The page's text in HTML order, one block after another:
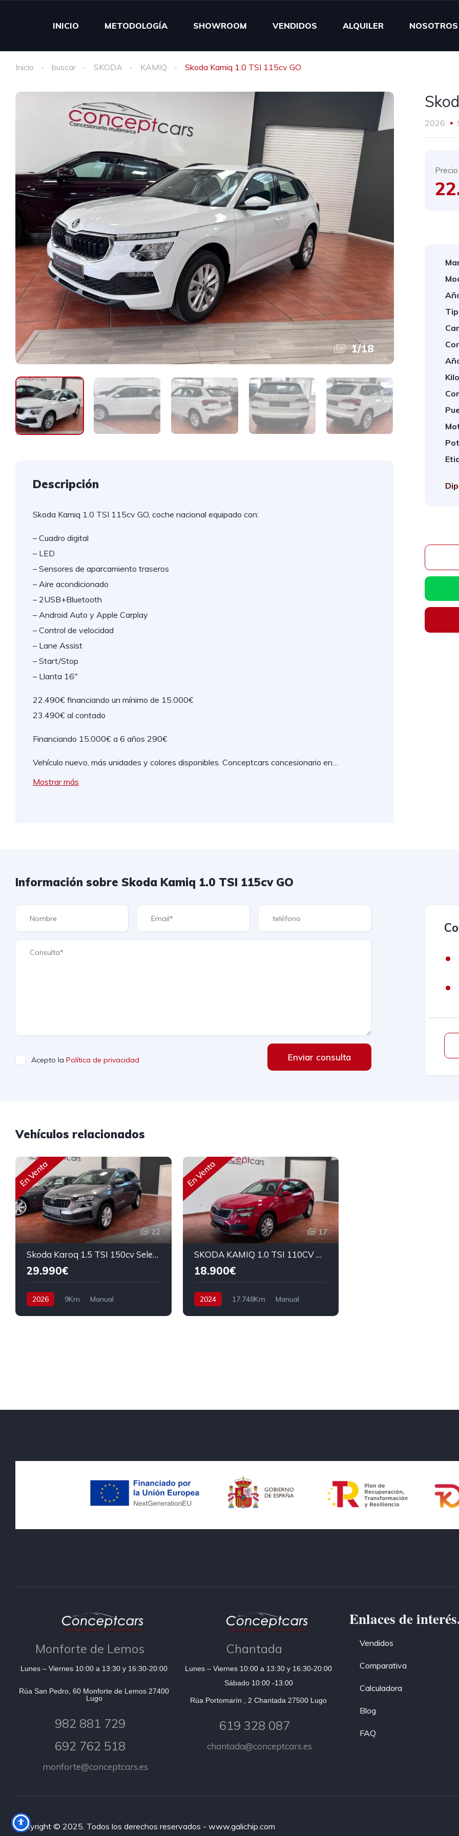
INICIO METODOLOGÍA SHOWROOM VENDIDOS ALQUILER NOSOTROS
Inicio buscar SKODA KAMIQ Skoda Kamiq 1.0 TSI 115cv GO
1/18
Descripción
Skoda Kamiq 1.0 TSI 115cv GO, coche nacional equipado con:
– Cuadro digital
– LED
– Sensores de aparcamiento traseros
– Aire acondicionado
– 2USB+Bluetooth
– Android Auto y Apple Carplay
– Control de velocidad
– Lane Assist
– Start/Stop
– Llanta 16"
22.490€ financiando un mínimo de 15.000€
23.490€ al contado
Financiando 15.000€ a 6 años 290€
Vehículo nuevo, más unidades y colores disponibles. Conceptcars concesionario en…
Mostrar más
2026
Información sobre Skoda Kamiq 1.0 TSI 115cv GO
Acepto la Política de privacidad Enviar consulta
Vehículos relacionados
En Venta
22
Skoda Karoq 1.5 TSI 150cv Selection
29.990€
2026 9Km
Manual
En Venta
17
SKODA KAMIQ 1.0 TSI 110CV AMBITION
18.900€
2024 17.748Km
Manual
Monforte de Lemos
Lunes – Viernes 10:00 a 13:30 y 16:30-20:00
Rúa San Pedro, 60 Monforte de Lemos 27400
Lugo
982 881 729
692 762 518
monforte@conceptcars.es
Chantada
Lunes – Viernes 10:00 a 13:30 y 16:30-20:00
Sábado 10:00 -13:00
Rúa Portomarín , 2 Chantada 27500 Lugo
619 328 087
chantada@conceptcars.es
Enlaces de
Vendidos
Comparativa
Calculadora
Blog
FAQ
Copyright © 2025. Todos los derechos reservados - www.galichip.com